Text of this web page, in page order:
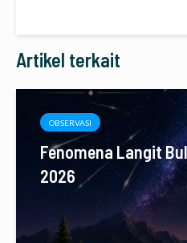
Artikel terkait
OBSERVASI
Fenomena Langit
2026